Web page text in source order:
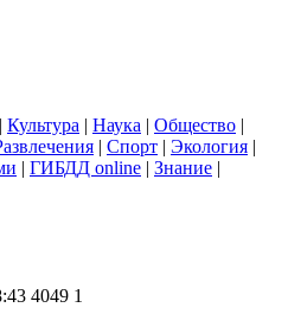
| Культура | Наука | Общество |
| Спорт | Экология |
| ГИБДД online | Знание |
4049 1